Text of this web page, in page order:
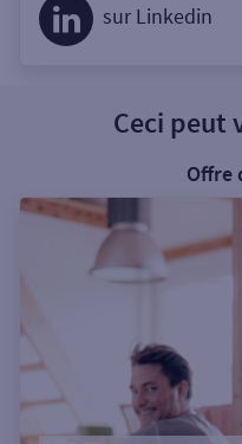
sur Linkedin
Ceci peut
Offre